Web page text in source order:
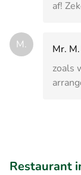
af!
M.
Mr.
zoals
Restaurant